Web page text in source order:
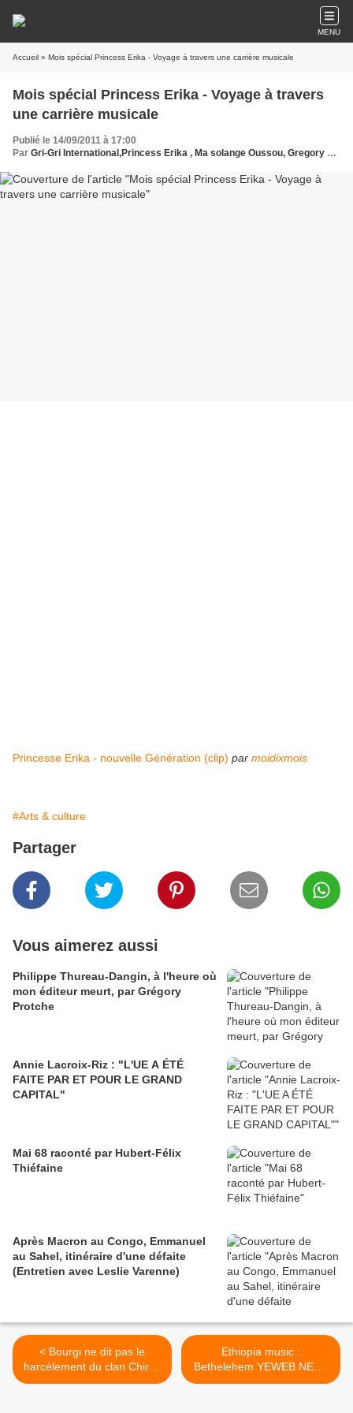
MENU
Accueil » Mois spécial Princess Erika - Voyage à travers une carrière musicale
Mois spécial Princess Erika - Voyage à travers
une carrière musicale
Publié le 14/09/2011 à 17:00
Par Gri-Gri International,Princess Erika , Ma solange Oussou, Gregory Protche
Princesse Erika - nouvelle Génération (clip) par moidixmois
#Arts & culture
Partager
Vous aimerez aussi
Philippe Thureau-Dangin, à l'heure où
mon éditeur meurt, par Grégory
Protche
Annie Lacroix-Riz : "L'UE A ÉTÉ
FAITE PAR ET POUR LE GRAND
CAPITAL"
Mai 68 raconté par Hubert-Félix
Thiéfaine
Après Macron au Congo, Emmanuel
au Sahel, itinéraire d'une défaite
(Entretien avec Leslie Varenne)
< Bourgi ne dit pas le
harcèlement du clan Chirac
pour faire cracher Gbagbo
Ethiopia music :
Bethelehem YEWEB NEHE
>